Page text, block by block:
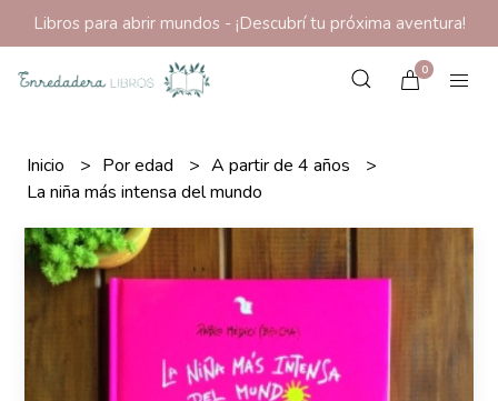
Libros para abrir mundos - ¡Descubrí tu próxima aventura!
0
Inicio Por edad
A partir de 4 años
La niña más intensa del mundo